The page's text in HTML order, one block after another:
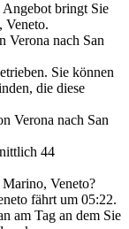
bringt Sie
Veneto.
Verona nach San
Sie können
die diese
Verona nach San
44
Veneto?
fährt um 05:22.
am Tag an dem Sie